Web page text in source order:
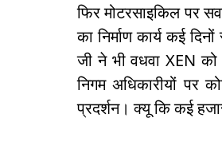
फिर मोटरसाइकिल पर
का निर्माण कार्य कई
जी ने भी वधवा XEN
निगम अधिकारीयों पर
प्रदर्शन। क्यू कि कई